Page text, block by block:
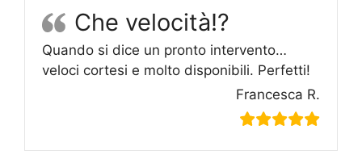
Che velocità!?
Quando si dice un pronto intervento…
veloci cortesi e molto disponibili. Perfetti!
Francesca R.